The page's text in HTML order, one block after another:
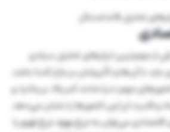
مهم‌ترین ابزارهای تحلیل بنیادی
با آن‌ها و تأثیرشان بر بازار آشنا باشد.
مهم دنیا مانند آمریکا، بریتانیا، و
و قدرت ارز این کشورها را نشان می‌دهد.
می‌توان بهنرخ بهره،نرخ تورمیا